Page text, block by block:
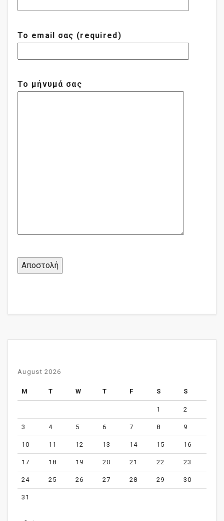
Το email σας (required)
Το μήνυμά σας
August 2026
M T W T F S S
1 2
3 4 5 6 7 8 9
10 11 12 13 14 15 16
17 18 19 20 21 22 23
24 25 26 27 28 29 30
31